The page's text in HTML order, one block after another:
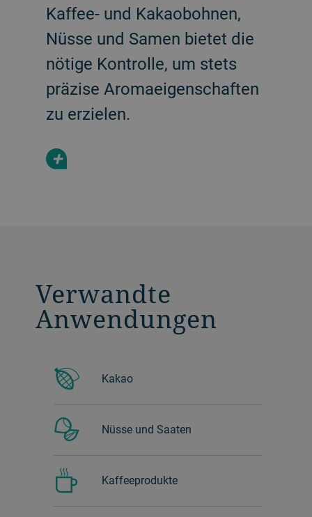
Kaffee- und Kakaobohnen,
Nüsse und Samen bietet die
nötige Kontrolle, um stets
präzise Aromaeigenschaften
zu erzielen.
+
Verwandte
Anwendungen
Kakao
Nüsse und Saaten
Kaffeeprodukte